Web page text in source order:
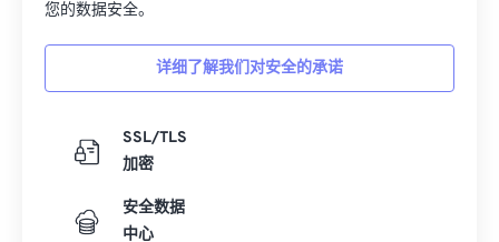
您的数据安全。
详细了解我们对安全的承诺
SSL/TLS
加密
安全数据
中心